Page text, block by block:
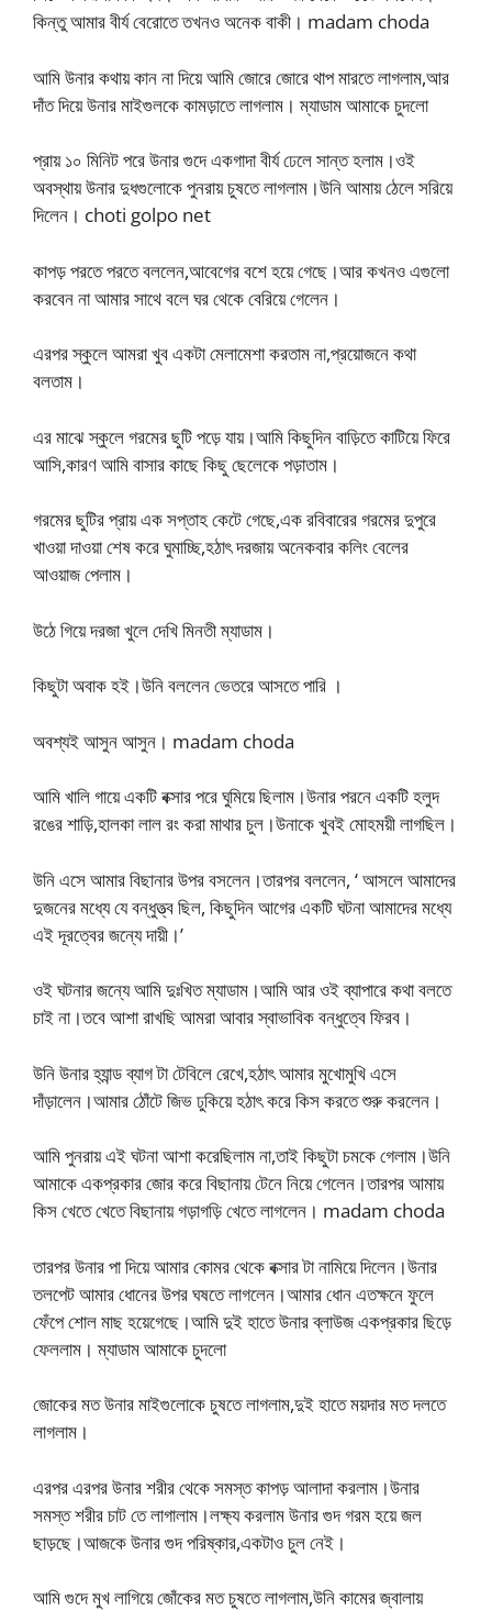
কিন্তু আমার বীর্য বেরোতে তখনও অনেক বাকী। madam choda
আমি উনার কথায় কান না দিয়ে আমি জোরে জোরে থাপ মারতে লাগলাম,আর
দাঁত দিয়ে উনার মাইগুলকে কামড়াতে লাগলাম। ম্যাডাম আমাকে চুদলো
প্রায় ১০ মিনিট পরে উনার গুদে একগাদা বীর্য ঢেলে সান্ত হলাম।ওই
অবস্থায় উনার দুধগুলোকে পুনরায় চুষতে লাগলাম।উনি আমায় ঠেলে সরিয়ে
দিলেন। choti golpo net
কাপড় পরতে পরতে বললেন,আবেগের বশে হয়ে গেছে।আর কখনও এগুলো
করবেন না আমার সাথে বলে ঘর থেকে বেরিয়ে গেলেন।
এরপর স্কুলে আমরা খুব একটা মেলামেশা করতাম না,প্রয়োজনে কথা
বলতাম।
এর মাঝে স্কুলে গরমের ছুটি পড়ে যায়।আমি কিছুদিন বাড়িতে কাটিয়ে ফিরে
আসি,কারণ আমি বাসার কাছে কিছু ছেলেকে পড়াতাম।
গরমের ছুটির প্রায় এক সপ্তাহ কেটে গেছে,এক রবিবারের গরমের দুপুরে
খাওয়া দাওয়া শেষ করে ঘুমাচ্ছি,হঠাৎ দরজায় অনেকবার কলিং বেলের
আওয়াজ পেলাম।
উঠে গিয়ে দরজা খুলে দেখি মিনতী ম্যাডাম।
কিছুটা অবাক হই।উনি বললেন ভেতরে আসতে পারি ।
অবশ্যই আসুন আসুন। madam choda
আমি খালি গায়ে একটি বক্সার পরে ঘুমিয়ে ছিলাম।উনার পরনে একটি হলুদ
রঙের শাড়ি,হালকা লাল রং করা মাথার চুল।উনাকে খুবই মোহময়ী লাগছিল।
উনি এসে আমার বিছানার উপর বসলেন।তারপর বললেন, ‘ আসলে আমাদের
দুজনের মধ্যে যে বন্ধুত্ত্ব ছিল, কিছুদিন আগের একটি ঘটনা আমাদের মধ্যে
এই দূরত্বের জন্যে দায়ী।’
ওই ঘটনার জন্যে আমি দুঃখিত ম্যাডাম।আমি আর ওই ব্যাপারে কথা বলতে
চাই না।তবে আশা রাখছি আমরা আবার স্বাভাবিক বন্ধুত্বে ফিরব।
উনি উনার হ্যান্ড ব্যাগ টা টেবিলে রেখে,হঠাৎ আমার মুখোমুখি এসে
দাঁড়ালেন।আমার ঠোঁটে জিভ ঢুকিয়ে হঠাৎ করে কিস করতে শুরু করলেন।
আমি পুনরায় এই ঘটনা আশা করেছিলাম না,তাই কিছুটা চমকে গেলাম।উনি
আমাকে একপ্রকার জোর করে বিছানায় টেনে নিয়ে গেলেন।তারপর আমায়
কিস খেতে খেতে বিছানায় গড়াগড়ি খেতে লাগলেন। madam choda
তারপর উনার পা দিয়ে আমার কোমর থেকে বক্সার টা নামিয়ে দিলেন।উনার
তলপেট আমার ধোনের উপর ঘষতে লাগলেন।আমার ধোন এতক্ষনে ফুলে
ফেঁপে শোল মাছ হয়েগেছে।আমি দুই হাতে উনার ব্লাউজ একপ্রকার ছিড়ে
ফেললাম। ম্যাডাম আমাকে চুদলো
জোকের মত উনার মাইগুলোকে চুষতে লাগলাম,দুই হাতে ময়দার মত দলতে
লাগলাম।
এরপর এরপর উনার শরীর থেকে সমস্ত কাপড় আলাদা করলাম।উনার
সমস্ত শরীর চাট তে লাগালাম।লক্ষ্য করলাম উনার গুদ গরম হয়ে জল
ছাড়ছে।আজকে উনার গুদ পরিষ্কার,একটাও চুল নেই।
আমি গুদে মুখ লাগিয়ে জোঁকের মত চুষতে লাগলাম,উনি কামের জ্বালায়